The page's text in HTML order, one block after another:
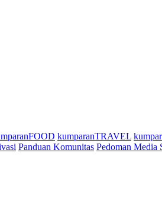
kumparanTRAVEL
Panduan Komunitas Pedoman Media